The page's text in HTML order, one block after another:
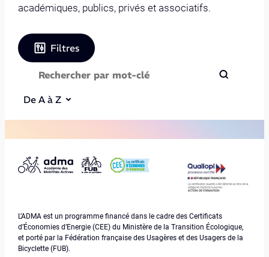
académiques, publics, privés et associatifs.
Filtres
De A à Z
L’ADMA est un programme financé dans le cadre des Certificats
d’Économies d’Energie (CEE) du Ministère de la Transition Écologique,
et porté par la Fédération française des Usagères et des Usagers de la
Bicyclette (FUB).